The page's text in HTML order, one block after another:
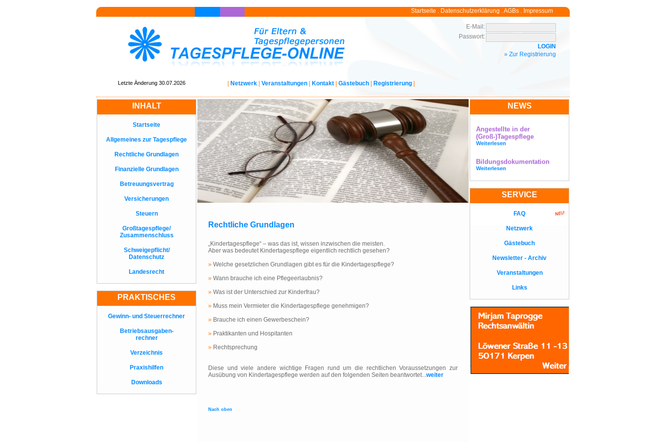
Startseite . Datenschutzerklärung .AGBs . Impressum
Letzte Änderung 30.07.2026 Netzwerk Veranstaltungen Kontakt Gästebuch Registrierung
E-Mail:
Passwort:
» Zur Registrierung
INHALT
Startseite
Allgemeines zur Tagespflege
Rechtliche Grundlagen
Finanzielle Grundlagen
Betreuungsvertrag
Versicherungen
Steuern
Großtagespflege/
Zusammenschluss
Schweigepflicht/
Datenschutz
Landesrecht
PRAKTISCHES
Gewinn- und Steuerrechner
Betriebsausgaben-
rechner
Verzeichnis
Praxishilfen
Downloads
Rechtliche Grundlagen
„Kindertagespflege“ – was das ist, wissen inzwischen die meisten.
Aber was bedeutet Kindertagespflege eigentlich rechtlich gesehen?
» Welche gesetzlichen Grundlagen gibt es für die Kindertagespflege?
» Wann brauche ich eine Pflegeerlaubnis?
» Was ist der Unterschied zur Kinderfrau?
» Muss mein Vermieter die Kindertagespflege genehmigen?
» Brauche ich einen Gewerbeschein?
» Praktikanten und Hospitanten
» Rechtsprechung
Diese und viele andere wichtige Fragen rund um die rechtlichen Voraussetzungen zur
Ausübung von Kindertagespflege werden auf den folgenden Seiten beantwortet...weiter
Nach oben
NEWS
Angestellte in der
(Groß-)Tagespflege
Weiterlesen
Bildungsdokumentation
Weiterlesen
Tageskindern mit dem
Smartphone
Weiterlesen
Kindertagespflege
Kindertagespflege
SERVICE
FAQ
Netzwerk
Gästebuch
Newsletter - Archiv
Veranstaltungen
Links